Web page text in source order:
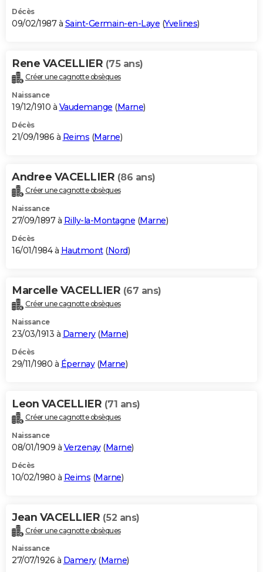
Décès
09/02/1987 à Saint-Germain-en-Laye (Yvelines)
Rene VACELLIER (75 ans)
Créer une cagnotte obsèques
Naissance
19/12/1910 à Vaudemange (Marne)
Décès
21/09/1986 à Reims (Marne)
Andree VACELLIER (86 ans)
Créer une cagnotte obsèques
Naissance
27/09/1897 à Rilly-la-Montagne (Marne)
Décès
16/01/1984 à Hautmont(Nord)
Marcelle VACELLIER (67 ans)
Créer une cagnotte obsèques
Naissance
23/03/1913 à Damery(Marne)
Décès
29/11/1980 à Épernay(Marne)
Leon VACELLIER (71 ans)
Créer une cagnotte obsèques
Naissance
08/01/1909 à Verzenay(Marne)
Décès
10/02/1980 à Reims (Marne)
Jean VACELLIER (52 ans)
Créer une cagnotte obsèques
Naissance
27/07/1926 à Damery(Marne)